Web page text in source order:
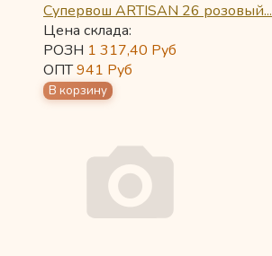
Супервош ARTISAN 26 розовый...
Цена склада:
РОЗН 1 317,40 Руб
ОПТ941 Руб